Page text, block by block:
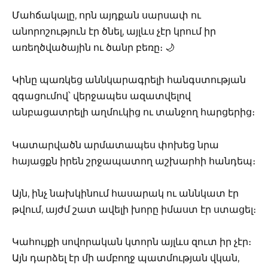
Մահճակալը, որն այդքան սարսափ ու
անորոշություն էր ծնել, այլևս չէր կրում իր
առեղծվածային ու ծանր բեռը։ 🌙
Կինը պառկեց աննկարագրելի հանգստության
զգացումով՝ վերջապես ազատվելով
անբացատրելի աղմուկից ու տանջող հարցերից։
Կատարվածն արմատապես փոխեց նրա
հայացքն իրեն շրջապատող աշխարհի հանդեպ։
Այն, ինչ նախկինում հասարակ ու աննկատ էր
թվում, այժմ շատ ավելի խորը իմաստ էր ստացել։
Կահույքի սովորական կտորն այլևս զուտ իր չէր։
Այն դարձել էր մի ամբողջ պատմության վկան,